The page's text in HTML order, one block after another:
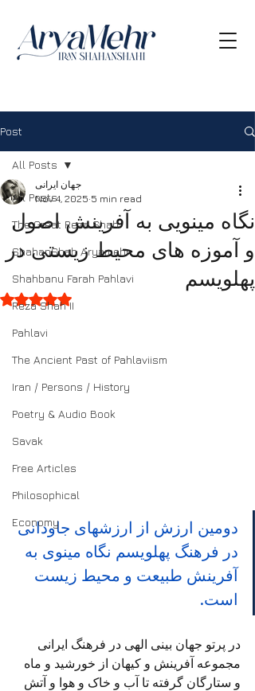
Post
All Posts
The Great Reza Shah
ShahanShah Aryamehr
Shahbanu Farah Pahlavi
Reza Shah II
Pahlavi
The Ancient Past of Pahlaviism
Iran / Persons / History
Poetry & Audio Book
Savak
Free Articles
Philosophical
Economy
All Posts
نگاه مینویی به آفرینش اصول
و آموزه های محیط زیستی در
پهلویسم
جهان ایرانی
Nov 4, 2025 5 min read
Rated NaN out of 5 stars.
دومین ارزش از ارزشهای جاودانی
در فرهنگ پهلویسم نگاه مینوی به
آفرینش طبیعت و محیط زیست
است.
در پرتو جهان بینی الهی در فرهنگ ایرانی
مجموعه آفرینش و کیهان از خورشید و ماه
و ستارگان گرفته تا آب و خاک و هوا و آتش